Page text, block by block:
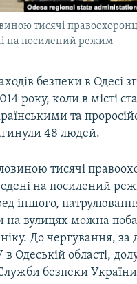
КРИМУ
RL
тисячі
на посилений режим
безпеки в Одесі
року, коли в місті
та
48 людей.
тисячі
на посилений
іншого,
на вулицях можна
До чергування,
Одеській області,
безпеки